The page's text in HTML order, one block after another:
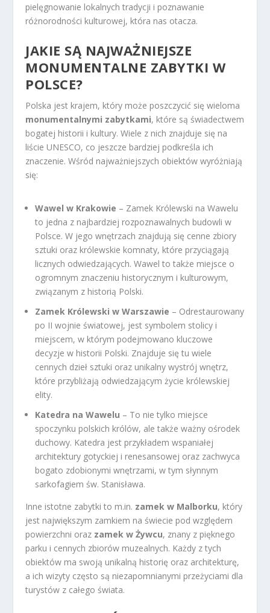
pielęgnowanie lokalnych tradycji i poznawanie
różnorodności kulturowej, która nas otacza.
JAKIE SĄ NAJWAŻNIEJSZE
MONUMENTALNE ZABYTKI W
POLSCE?
Polska jest krajem, który może poszczycić się wieloma
monumentalnymi zabytkami, które są świadectwem
bogatej historii i kultury. Wiele z nich znajduje się na
liście UNESCO, co jeszcze bardziej podkreśla ich
znaczenie. Wśród najważniejszych obiektów wyróżniają
się:
Wawel w Krakowie – Zamek Królewski na Wawelu
to jedna z najbardziej rozpoznawalnych budowli w
Polsce. W jego wnętrzach znajdują się cenne zbiory
sztuki oraz królewskie komnaty, które przyciągają
licznych odwiedzających. Wawel to także miejsce o
ogromnym znaczeniu historycznym i kulturowym,
związanym z historią Polski.
Zamek Królewski w Warszawie – Odrestaurowany
po II wojnie światowej, jest symbolem stolicy i
miejscem, w którym podejmowano kluczowe
decyzje w historii Polski. Znajduje się tu wiele
cennych dzieł sztuki oraz unikalny wystrój wnętrz,
które przybliżają odwiedzającym życie królewskiej
elity.
Katedra na Wawelu – To nie tylko miejsce
spoczynku polskich królów, ale także ważny ośrodek
duchowy. Katedra jest przykładem wspaniałej
architektury gotyckiej i renesansowej oraz zachwyca
bogato zdobionymi wnętrzami, w tym słynnym
sarkofagiem św. Stanisława.
Inne istotne zabytki to m.in. zamek w Malborku, który
jest największym zamkiem na świecie pod względem
powierzchni oraz zamek w Żywcu, znany z pięknego
parku i cennych zbiorów muzealnych. Każdy z tych
obiektów ma swoją unikalną historię oraz architekturę,
a ich wizyty często są niezapomnianymi przeżyciami dla
turystów z całego świata.